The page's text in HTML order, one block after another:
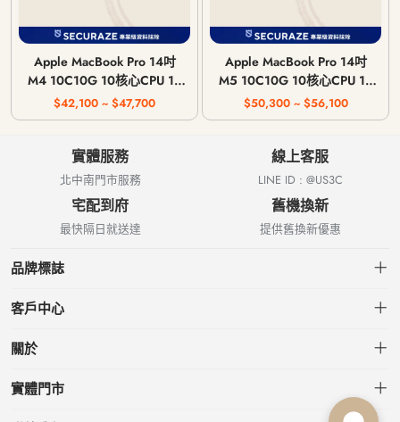
Apple MacBook Pro 14吋
M4 10C10G 10核心CPU 10
核心GPU 16G 記憶體 2024
年
$42,100 ~ $47,700
Apple MacBook Pro 14吋
M5 10C10G 10核心CPU 10
核心GPU 16G 記憶體 2025
年
$50,300 ~ $56,100
實體服務
北中南門市服務
線上客服
LINE ID : @US3C
宅配到府
最快隔日就送達
舊機換新
提供舊換新優惠
品牌標誌
客戶中心
會員中心
關於
關於US3C
實體門市